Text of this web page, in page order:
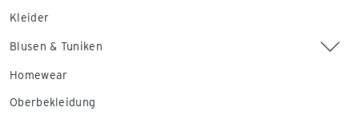
Kleider
Blusen & Tuniken
Homewear
Oberbekleidung